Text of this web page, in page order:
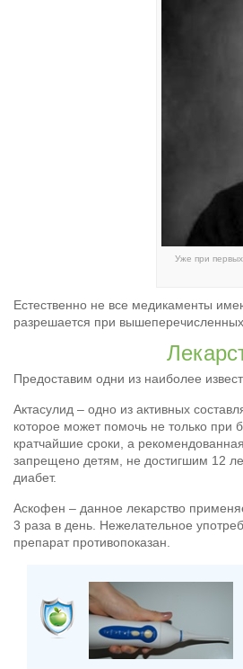
Уже при
Естественно не все медикаменты
разрешается при
Предоставим одни из наиболее
Актасулид – одно из активных
которое может помочь не только при
кратчайшие сроки, а
запрещено детям, не достигшим 12
диабет.
Аскофен – данное лекарство
3 раза в день. Нежелательное
препарат противопоказан.